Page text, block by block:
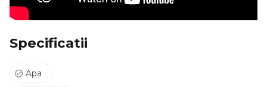
Specificatii
Apa